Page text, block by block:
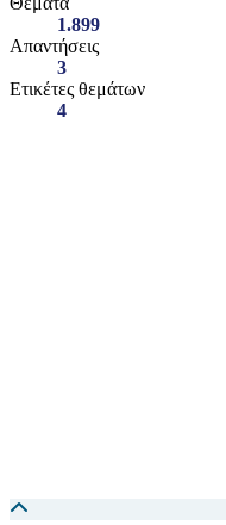
1.899
Απαντήσεις
3
Ετικέτες θεμάτων
4